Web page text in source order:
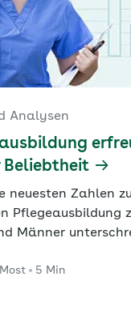
Analysen
Beliebtheit
neuesten Zahlen
Pflegeausbildung
Männer
sind
5 Min